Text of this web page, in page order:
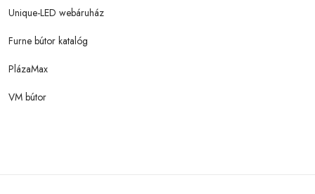
Unique-LED webáruház
Furne bútor katalóg
PlázaMax
VM bútor